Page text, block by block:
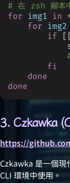
# 在 zsh 腳本
for img1 in
    for
img2
        if
[[
#
        fi
    done
done
3. Czkawka
https://
Czkawka 是一個現
CLI 環境中使用。